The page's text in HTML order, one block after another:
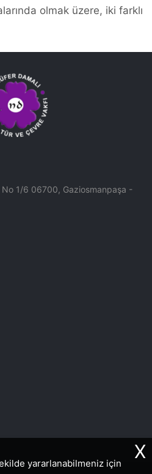
olmak üzere, iki farklı
1/6 06700, Gaziosmanpaşa -
yararlanabilmeniz için
X